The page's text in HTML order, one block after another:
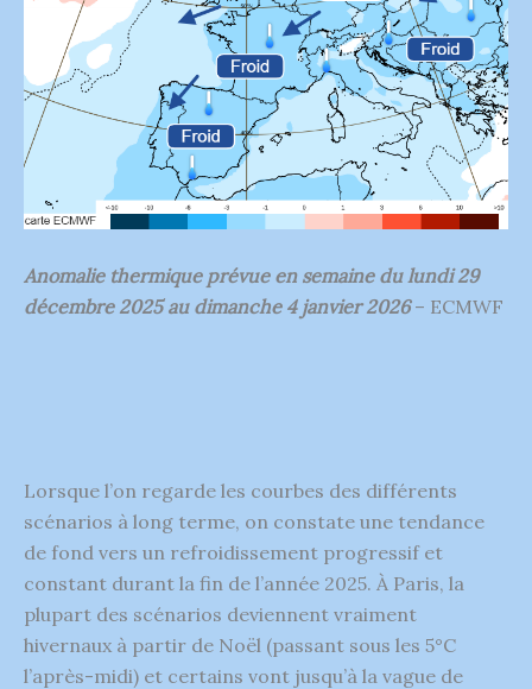
Anomalie thermique prévue en semaine du lundi 29
décembre 2025 au dimanche 4 janvier 2026– ECMWF
Lorsque l’on regarde les courbes des différents
scénarios à long terme, on constate une tendance
de fond vers un refroidissement progressif et
constant durant la fin de l’année 2025. À Paris, la
plupart des scénarios deviennent vraiment
hivernaux à partir de Noël (passant sous les 5°C
l’après-midi) et certains vont jusqu’à la vague de